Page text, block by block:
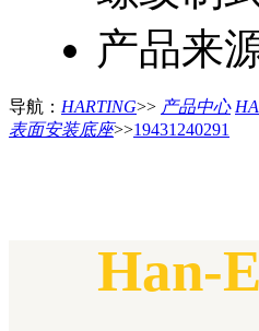
产品来
导航： HARTING>> 产品中心
表面安装底座>>19431240291
Han-